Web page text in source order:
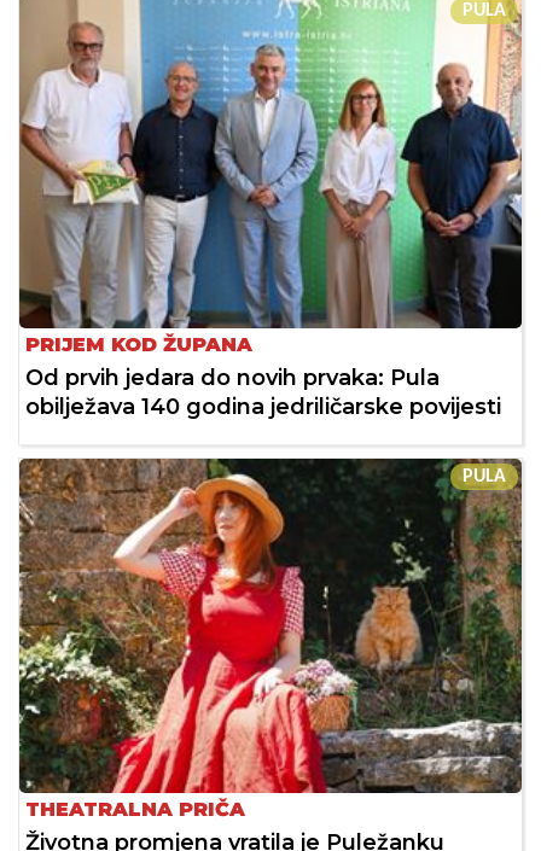
PULA
PRIJEM KOD ŽUPANA
Od prvih jedara do novih prvaka: Pula
obilježava 140 godina jedriličarske povijesti
PULA
THEATRALNA PRIČA
Životna promjena vratila je Puležanku